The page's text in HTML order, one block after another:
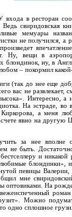
в ресторан
свиридовская
мемуары
не получился, а
Ну, вещи в
блондинок, ну, в
– покормил
(так до нее еще
вас не развлекает,
Интересно,
На эстраде, во
а меня
явно на
за нее вполне
не быть.
и
блондинки»,
певицы
мне
оптовиками. На
Можно
одно сплошное